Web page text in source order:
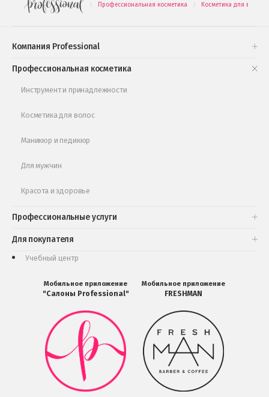
. Профессиональная косметика . Косметика для волос
Компания Professional
Профессиональная косметика
Инструмент и принадлежности
Косметика для волос
Маникюр и педикюр
Для мужчин
Красота и здоровье
Профессиональные услуги
Для покупателя
Подарочные наборы
Обучающее видео
Учебный центр
Мобильное приложение
"Салоны Professional"
Мобильное
приложение
Салоны
Professional
загрузить
в
Google
Мобильное приложение
FRESHMAN
Мобильное
приложение
FRESHMAN
в
Google
Play